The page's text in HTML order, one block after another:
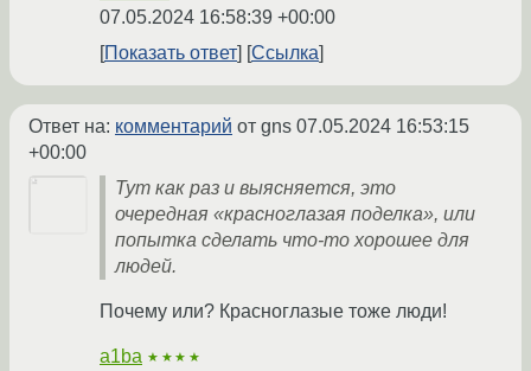
07.05.2024 16:58:39 +00:00
Показать ответ
Ссылка
Ответ на: комментарий от gns 07.05.2024 16:53:15
+00:00
Тут как раз и выясняется, это
очередная «красноглазая поделка», или
попытка сделать что-то хорошее для
людей.
Почему или? Красноглазые тоже люди!
a1ba ★★★★